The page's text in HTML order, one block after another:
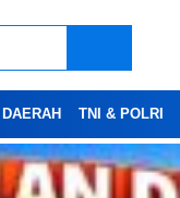
DAERAH TNI & POLRI